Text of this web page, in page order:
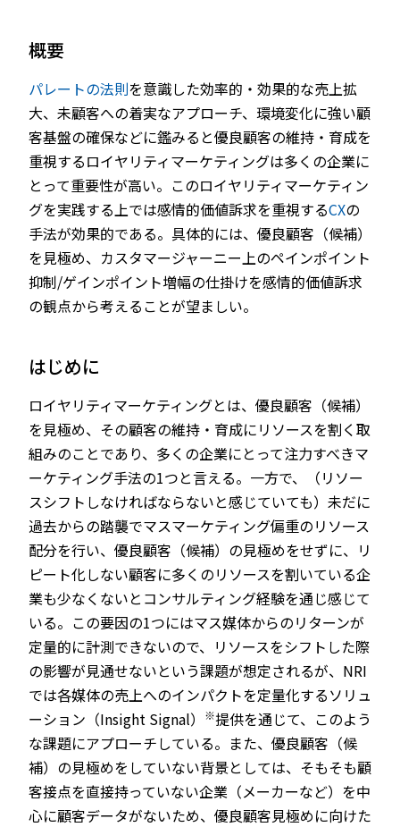
概要
パレートの法則を意識した効率的・効果的な売上拡
大、未顧客への着実なアプローチ、環境変化に強い顧
客基盤の確保などに鑑みると優良顧客の維持・育成を
重視するロイヤリティマーケティングは多くの企業に
とって重要性が高い。このロイヤリティマーケティン
グを実践する上では感情的価値訴求を重視するCXの
手法が効果的である。具体的には、優良顧客（候補）
を見極め、カスタマージャーニー上のペインポイント
抑制/ゲインポイント増幅の仕掛けを感情的価値訴求
の観点から考えることが望ましい。
はじめに
ロイヤリティマーケティングとは、優良顧客（候補）
を見極め、その顧客の維持・育成にリソースを割く取
組みのことであり、多くの企業にとって注力すべきマ
ーケティング手法の1つと言える。一方で、（リソー
スシフトしなければならないと感じていても）未だに
過去からの踏襲でマスマーケティング偏重のリソース
配分を行い、優良顧客（候補）の見極めをせずに、リ
ピート化しない顧客に多くのリソースを割いている企
業も少なくないとコンサルティング経験を通じ感じて
いる。この要因の1つにはマス媒体からのリターンが
定量的に計測できないので、リソースをシフトした際
の影響が見通せないという課題が想定されるが、NRI
では各媒体の売上へのインパクトを定量化するソリュ
ーション（Insight Signal）
※提供を通じて、このよう
な課題にアプローチしている。また、優良顧客（候
補）の見極めをしていない背景としては、そもそも顧
客接点を直接持っていない企業（メーカーなど）を中
心に顧客データがないため、優良顧客見極めに向けた